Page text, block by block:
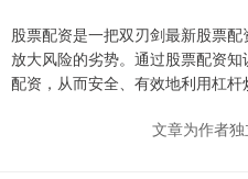
股票配资是一把双刃剑最新股票
放大风险的劣势。通过股票配资
配资，从而安全、有效地利用杠杆
文章为作者